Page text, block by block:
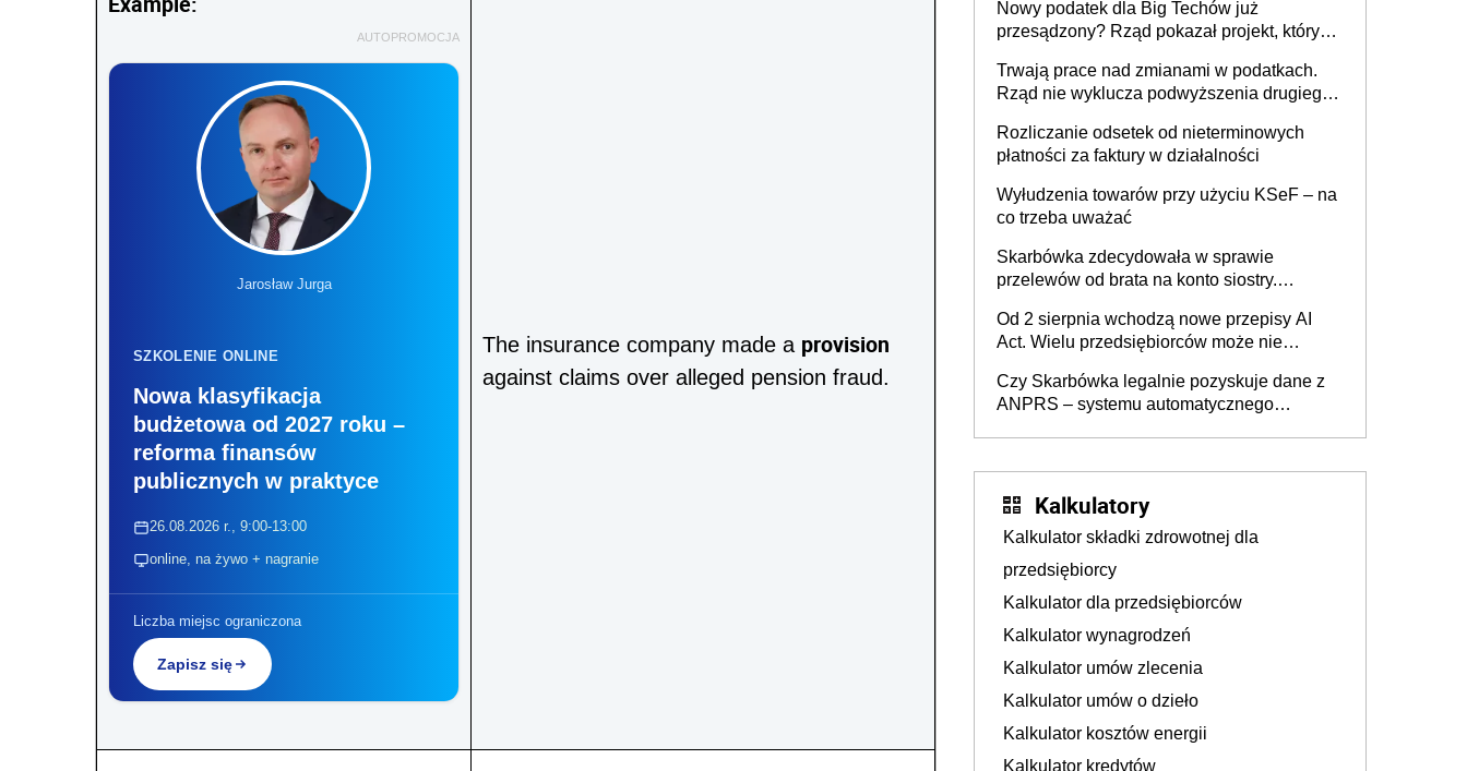
AUTOPROMOCJA
Jarosław Jurga
SZKOLENIE ONLINE
Nowa klasyfikacja
budżetowa od 2027 roku –
reforma finansów
publicznych w praktyce
26.08.2026 r., 9:00-13:00
online, na żywo + nagranie
Liczba miejsc ograniczona
Zapisz się
The insurance company made a provision
against claims over alleged pension fraud.
Nowy podatek dla Big Techów już
przesądzony? Rząd pokazał projekt, który
Trwają prace nad zmianami w podatkach.
Rząd nie wyklucza podwyższenia drugiego
Rozliczanie odsetek od nieterminowych
płatności za faktury w działalności
Wyłudzenia towarów przy użyciu KSeF – na
co trzeba uważać
Skarbówka zdecydowała w sprawie
przelewów od brata na konto siostry.
darowizna, ale podatku jednak nie będzie
Od 2 sierpnia wchodzą nowe przepisy AI
Act. Wielu przedsiębiorców może nie
Czy Skarbówka legalnie pozyskuje dane z
ANPRS – systemu automatycznego
Kalkulatory
Kalkulator składki zdrowotnej dla
przedsiębiorcy
Kalkulator dla przedsiębiorców
Kalkulator wynagrodzeń
Kalkulator umów zlecenia
Kalkulator umów o dzieło
Kalkulator kosztów energii
Kalkulator kredytów